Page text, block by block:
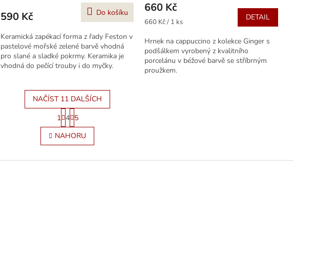
590 Kč Do košíku
Keramická zapékací forma z řady Feston v
pastelové mořské zelené barvě vhodná
pro slané a sladké pokrmy. Keramika je
vhodná do pečící trouby i do myčky.
660 Kč
Měrná
660 Kč / 1 ks DETAIL
Hrnek na cappuccino z kolekce Ginger s
podšálkem vyrobený z kvalitního
porcelánu v béžové barvě se stříbrným
proužkem.
O
v
d
NAČÍST 11 DALŠÍCH
S
t
r
á
n
o
1 4 5
NAHORU